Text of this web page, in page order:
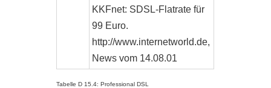
KKFnet: SDSL-Flatrate für
99 Euro.
http://www.internetworld.de,
News vom 14.08.01
Tabelle D 15.4: Professional DSL